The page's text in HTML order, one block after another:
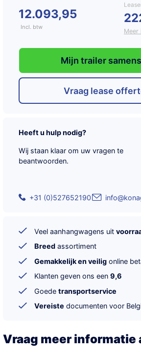
12.093,95
Incl. btw
Meer
Mijn trailer
Vraag lease
Heeft u hulp nodig?
Wij staan klaar om uw vragen te
beantwoorden.
+31 (0)527652190
Veel aanhangwagens uit
Breed assortiment
Gemakkelijk en veilig online
Klanten geven ons een 9,6
Goede transportservice
Vereiste documenten voor
Vraag meer informatie